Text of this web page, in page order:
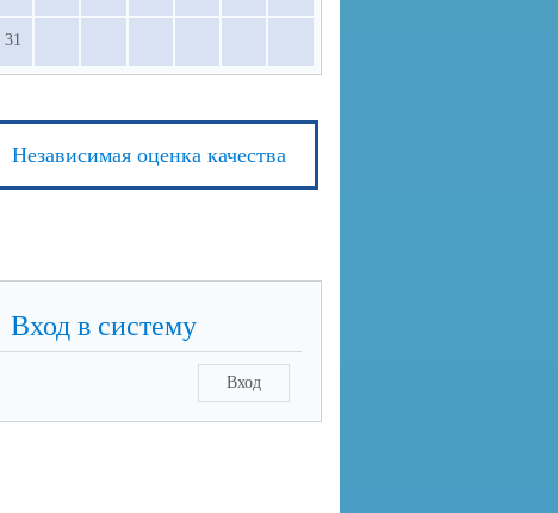
31
Независимая оценка качества
Вход в систему
Вход